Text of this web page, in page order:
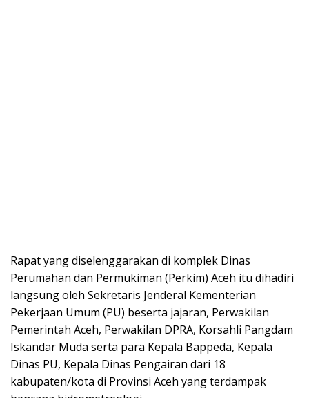
Rapat yang diselenggarakan di komplek Dinas
Perumahan dan Permukiman (Perkim) Aceh itu dihadiri
langsung oleh Sekretaris Jenderal Kementerian
Pekerjaan Umum (PU) beserta jajaran, Perwakilan
Pemerintah Aceh, Perwakilan DPRA, Korsahli Pangdam
Iskandar Muda serta para Kepala Bappeda, Kepala
Dinas PU, Kepala Dinas Pengairan dari 18
kabupaten/kota di Provinsi Aceh yang terdampak